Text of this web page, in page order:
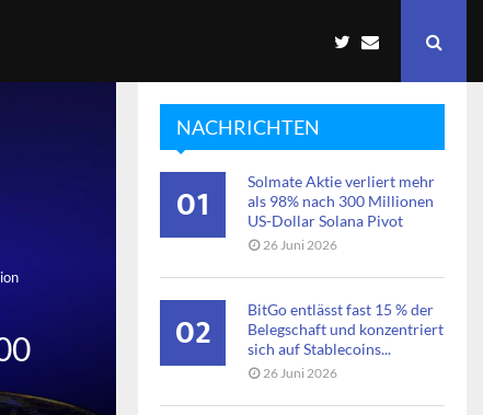
NACHRICHTEN
01
Solmate Aktie verliert mehr
als 98% nach 300 Millionen
US-Dollar Solana Pivot
26 Juni 2026
02
BitGo entlässt fast 15 % der
Belegschaft und konzentriert
sich auf Stablecoins...
26 Juni 2026